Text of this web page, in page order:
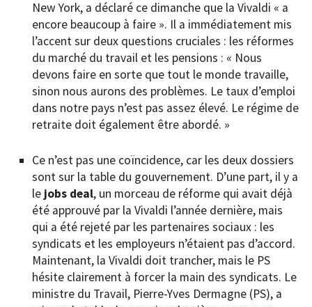
New York, a déclaré ce dimanche que la Vivaldi « a
encore beaucoup à faire ». Il a immédiatement mis
l’accent sur deux questions cruciales : les réformes
du marché du travail et les pensions : « Nous
devons faire en sorte que tout le monde travaille,
sinon nous aurons des problèmes. Le taux d’emploi
dans notre pays n’est pas assez élevé. Le régime de
retraite doit également être abordé. »
Ce n’est pas une coïncidence, car les deux dossiers
sont sur la table du gouvernement. D’une part, il y a
le jobs deal, un morceau de réforme qui avait déjà
été approuvé par la Vivaldi l’année dernière, mais
qui a été rejeté par les partenaires sociaux : les
syndicats et les employeurs n’étaient pas d’accord.
Maintenant, la Vivaldi doit trancher, mais le PS
hésite clairement à forcer la main des syndicats. Le
ministre du Travail, Pierre-Yves Dermagne (PS), a